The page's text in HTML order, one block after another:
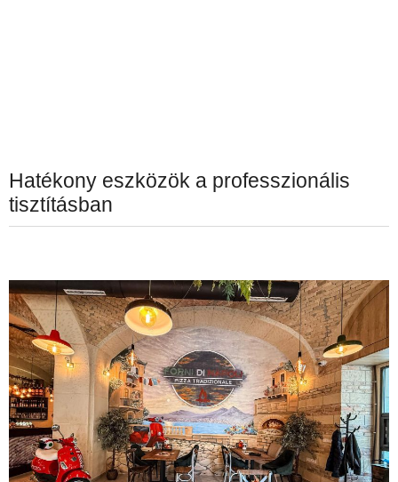
Hatékony eszközök a professzionális
tisztításban